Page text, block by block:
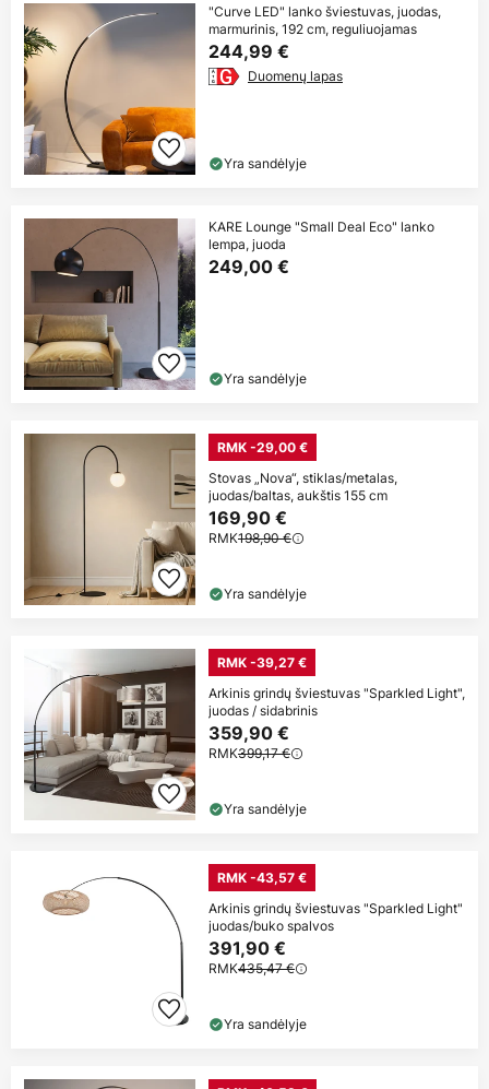
"Curve LED" lanko šviestuvas, juodas,
marmurinis, 192 cm, reguliuojamas
244,99 €
Duomenų lapas
Yra sandėlyje
KARE Lounge "Small Deal Eco" lanko
lempa, juoda
249,00 €
Yra sandėlyje
RMK -29,00 €
Stovas „Nova“, stiklas/metalas,
juodas/baltas, aukštis 155 cm
169,90 €
RMK198,90 €
Yra sandėlyje
RMK -39,27 €
Arkinis grindų šviestuvas "Sparkled Light",
juodas / sidabrinis
359,90 €
RMK399,17 €
Yra sandėlyje
RMK -43,57 €
Arkinis grindų šviestuvas "Sparkled Light"
juodas/buko spalvos
391,90 €
RMK435,47 €
Yra sandėlyje